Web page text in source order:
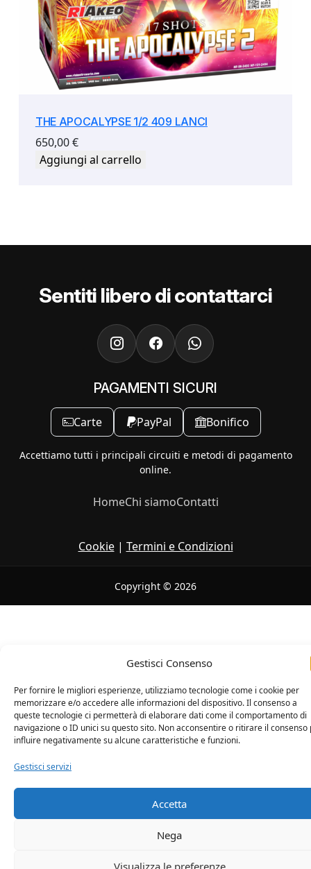
Gestisci Consenso
Per fornire le migliori esperienze, utilizziamo tecnologie come i cookie per
memorizzare e/o accedere alle informazioni del dispositivo. Il consenso a
queste tecnologie ci permetterà di elaborare dati come il comportamento di
navigazione o ID unici su questo sito. Non acconsentire o ritirare il consenso
influire negativamente su alcune caratteristiche e funzioni.
Gestisci servizi
Accetta
Nega
Visualizza le preferenze
THE APOCALYPSE 1/2 409 LANCI
650,00€
Aggiungi al carrello
Sentiti libero di contattarci
PAGAMENTI SICURI
Carte PayPal Bonifico
Accettiamo tutti i principali circuiti e metodi di pagamento
online.
HomeChi siamoContatti
Cookie| Termini e Condizioni
Copyright © 2026